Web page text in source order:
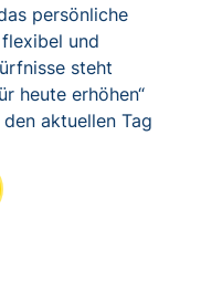
persönliche
und
steht
heute erhöhen“
aktuellen Tag